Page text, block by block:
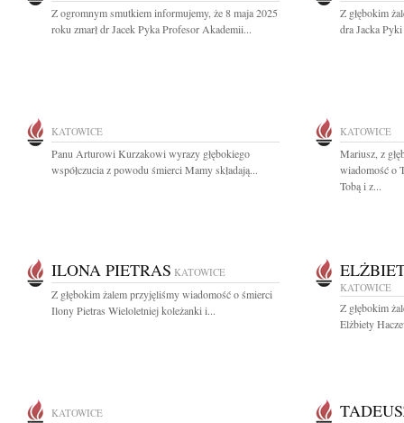
Z ogromnym smutkiem informujemy, że 8 maja 2025
roku zmarł dr Jacek Pyka Profesor Akademii...
Z głębokim
dra Jacka
KATOWICE
Panu Arturowi Kurzakowi wyrazy głębokiego
współczucia z powodu śmierci Mamy składają...
KATOWICE
Mariusz, z
wiadomość o
Tobą i z...
ILONA PIETRAS KATOWICE
Z głębokim żalem przyjęliśmy wiadomość o śmierci
Ilony Pietras Wieloletniej koleżanki i...
KATOWICE
Z głębokim
Elżbiety
KATOWICE